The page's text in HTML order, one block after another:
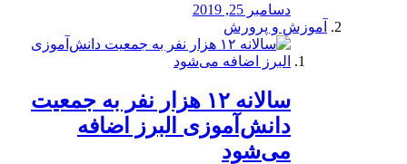
دسامبر 25, 2019
آموزش و پرورش
️سالانه ۱۲ هزار نفر به جمعیت
دانش‌آموزی البرز اضافه
می‌شود